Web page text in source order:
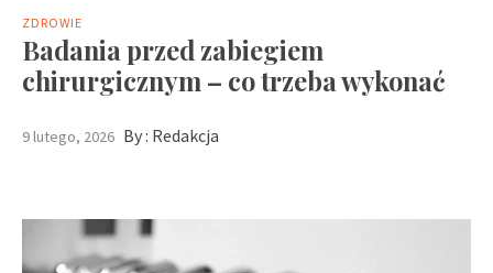
ZDROWIE
Badania przed zabiegiem
chirurgicznym – co trzeba wykonać
9 lutego, 2026 By : Redakcja